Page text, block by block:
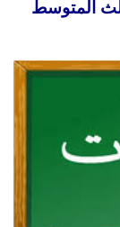
المتوسط